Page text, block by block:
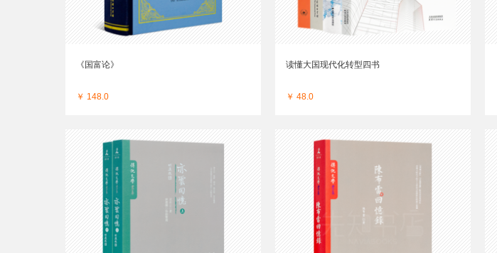
《国富论》
￥ 148.0
读懂大国现代化转型四书
￥ 48.0